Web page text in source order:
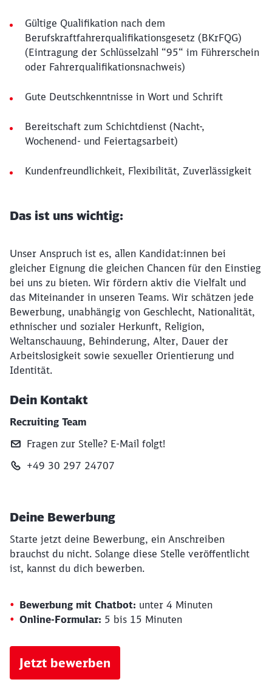
Gültige Qualifikation nach dem
Berufskraftfahrerqualifikationsgesetz (BKrFQG)
(Eintragung der Schlüsselzahl “95“ im Führerschein
oder Fahrerqualifikationsnachweis)
Gute Deutschkenntnisse in Wort und Schrift
Bereitschaft zum Schichtdienst (Nacht-,
Wochenend- und Feiertagsarbeit)
Kundenfreundlichkeit, Flexibilität, Zuverlässigkeit
Das ist uns wichtig:
Unser Anspruch ist es, allen Kandidat:innen bei
gleicher Eignung die gleichen Chancen für den Einstieg
bei uns zu bieten. Wir fördern aktiv die Vielfalt und
das Miteinander in unseren Teams. Wir schätzen jede
Bewerbung, unabhängig von Geschlecht, Nationalität,
ethnischer und sozialer Herkunft, Religion,
Weltanschauung, Behinderung, Alter, Dauer der
Arbeitslosigkeit sowie sexueller Orientierung und
Identität.
Dein Kontakt
Recruiting Team
Fragen zur Stelle? E‑Mail folgt!
+49 30 297 24707
Deine Bewerbung
Starte jetzt deine Bewerbung, ein Anschreiben
brauchst du nicht. Solange diese Stelle veröffentlicht
ist, kannst du dich bewerben.
Bewerbung mit Chatbot: unter 4 Minuten
Online-Formular: 5 bis 15 Minuten
Jetzt bewerben